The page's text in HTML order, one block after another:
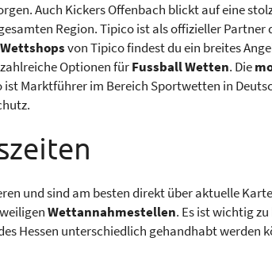
Auch Kickers Offenbach blickt auf eine
Region. Tipico ist als offizieller Partner
Wettshopsvon Tipico findest du ein breites
Optionen fürFussball Wetten. Die
Marktführer im Bereich Sportwetten in
und sind am besten direkt über aktuelle
Wettannahmestellen. Es ist wichtig
Hessen unterschiedlich gehandhabt werden